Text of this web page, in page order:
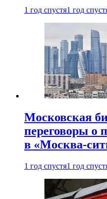
1 год спустя1 год
Московская
переговоры о
в «Москва-
1 год спустя1 год